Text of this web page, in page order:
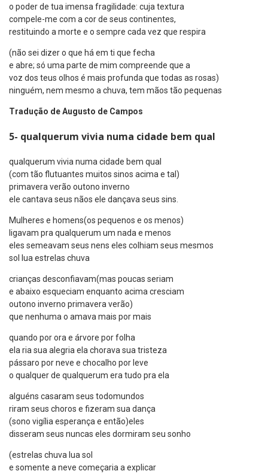
o poder de tua imensa fragilidade: cuja textura
compele-me com a cor de seus continentes,
restituindo a morte e o sempre cada vez que respira
(não sei dizer o que há em ti que fecha
e abre; só uma parte de mim compreende que a
voz dos teus olhos é mais profunda que todas as rosas)
ninguém, nem mesmo a chuva, tem mãos tão pequenas
Tradução de Augusto de Campos
5- qualquerum vivia numa cidade bem qual
qualquerum vivia numa cidade bem qual
(com tão flutuantes muitos sinos acima e tal)
primavera verão outono inverno
ele cantava seus nãos ele dançava seus sins.
Mulheres e homens(os pequenos e os menos)
ligavam pra qualquerum um nada e menos
eles semeavam seus nens eles colhiam seus mesmos
sol lua estrelas chuva
crianças desconfiavam(mas poucas seriam
e abaixo esqueciam enquanto acima cresciam
outono inverno primavera verão)
que nenhuma o amava mais por mais
quando por ora e árvore por folha
ela ria sua alegria ela chorava sua tristeza
pássaro por neve e chocalho por leve
o qualquer de qualquerum era tudo pra ela
alguéns casaram seus todomundos
riram seus choros e fizeram sua dança
(sono vigília esperança e então)eles
disseram seus nuncas eles dormiram seu sonho
(estrelas chuva lua sol
e somente a neve começaria a explicar